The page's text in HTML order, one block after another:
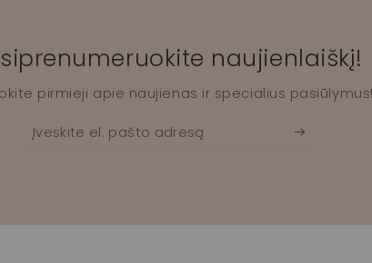
naujienlaiškį!
pirmieji apie naujienas ir specialius
Įveskite